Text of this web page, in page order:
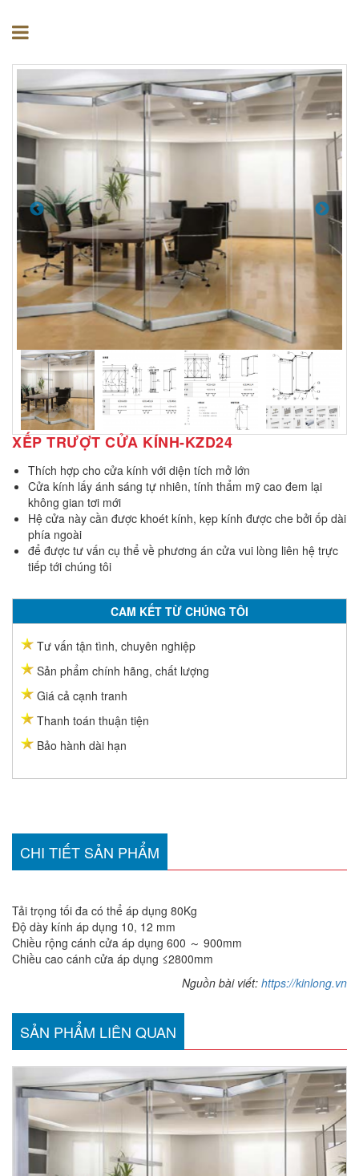
XẾP TRƯỢT CỬA KÍNH-KZD24
Thích hợp cho cửa kính với diện tích mở lớn
Cửa kính lấy ánh sáng tự nhiên, tính thẩm mỹ cao đem lại
không gian tơi mới
Hệ cửa này cần được khoét kính, kẹp kính được che bởi ốp dài
phía ngoài
để được tư vấn cụ thể về phương án cửa vui lòng liên hệ trực
tiếp tới chúng tôi
CAM KẾT TỪ CHÚNG TÔI
Tư vấn tận tình, chuyên nghiệp
Sản phẩm chính hãng, chất lượng
Giá cả cạnh tranh
Thanh toán thuận tiện
Bảo hành dài hạn
CHI TIẾT SẢN PHẨM
Tải trọng tối đa có thể áp dụng 80Kg
Độ dày kính áp dụng 10, 12 mm
Chiều rộng cánh cửa áp dụng 600 ～ 900mm
Chiều cao cánh cửa áp dụng ≤2800mm
Nguồn bài viết: https://kinlong.vn
SẢN PHẨM LIÊN QUAN